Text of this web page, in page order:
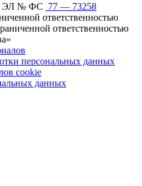
ЭЛ № ФС 77 — 73258
ответственностью
ответственностью
персональных данных
cookie
данных